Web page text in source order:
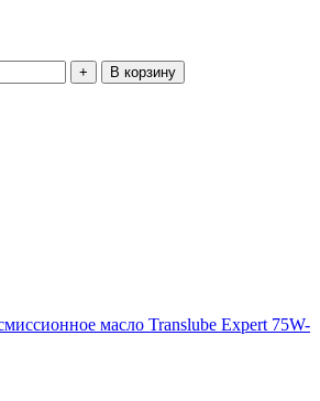
В корзину
масло Translube Expert 75W-